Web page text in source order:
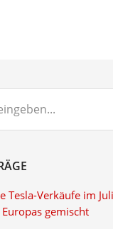
Tesla-Verkäufe im
gemischt